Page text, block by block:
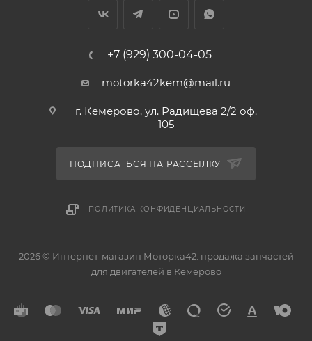
+7 (929) 300-04-05
motorka42kem@mail.ru
г. Кемерово, ул. Радищева 2/2 оф.
105
ПОДПИСАТЬСЯ НА РАССЫЛКУ
ПОЛИТИКА КОНФИДЕНЦИАЛЬНОСТИ
2026 © Интернет-магазин Моторка42: продажа запчастей
для двигателей в Кемерово